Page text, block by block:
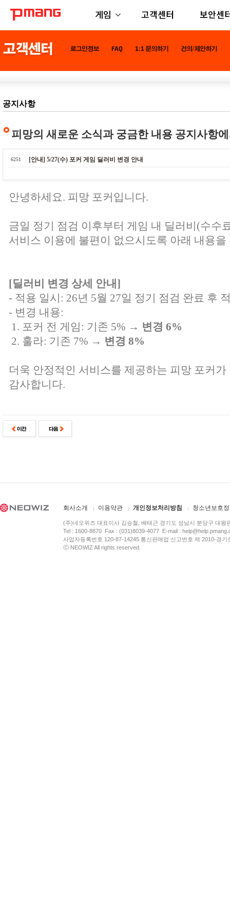
게임 고객센터 보안센
공지사항
피망의 새로운 소식과 궁금한 내용 공지사항
6251 [안내] 5/27(수) 포커 게임 딜러비 변경 안내
안녕하세요. 피망 포커입니다.
금일 정기 점검 이후부터 게임 내 딜러비(수수
서비스 이용에 불편이 없으시도록 아래 내용
[딜러비 변경 상세 안내]
- 적용 일시: 26년 5월 27일 정기 점검 완료 후
- 변경 내용:
1. 포커 전 게임: 기존 5% → 변경 6%
2. 훌라: 기존 7% → 변경 8%
더욱 안정적인 서비스를 제공하는 피망 포커가
감사합니다.
회사소개 이용약관 개인정보처리방침 청소년보호
(주)네오위즈 대표이사 김승철, 배태근 경기도 성남시 분당구 대왕
Tel : 1600-8870 Fax : (031)8039-4077 E-mail :
사업자등록번호 120-87-14245 통신판매업 신고번호 제 2010-경
ⓒ NEOWIZ All rights reserved.